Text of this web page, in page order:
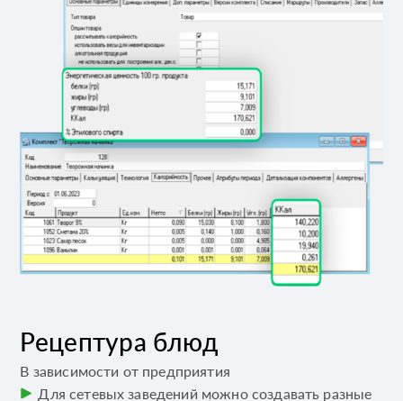
Рецептура блюд
В зависимости от предприятия
Для сетевых заведений можно создавать разные